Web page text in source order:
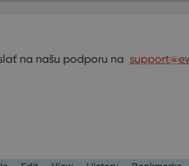
na našu podporu na